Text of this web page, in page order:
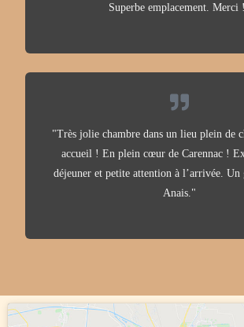
Superbe emplacement. Merci
"Très jolie chambre dans un lieu plein de
accueil ! En plein cœur de Carennac !
déjeuner et petite attention à l’arrivée. Un
Anais."